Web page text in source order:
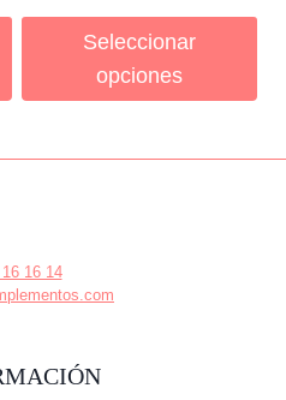
Seleccionar
opciones
16 14